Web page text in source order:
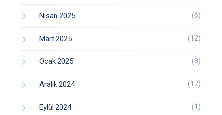
Nisan 2025 (6)
Mart 2025 (12)
Ocak 2025 (8)
Aralık 2024 (17)
Eylül 2024 (1)